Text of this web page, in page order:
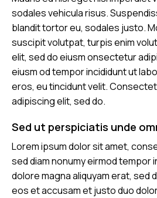
sodales vehicula risus.
blandit tortor eu, sodales justo.
suscipit volutpat, turpis enim
elit, sed do eiusm onsectetur
eiusm od tempor incididunt ut
eros, eu tincidunt velit.
adipiscing elit, sed do.
Sed ut perspiciatis unde
Lorem ipsum dolor sit amet,
sed diam nonumy eirmod tempor
dolore magna aliquyam erat, sed
eos et accusam et justo duo